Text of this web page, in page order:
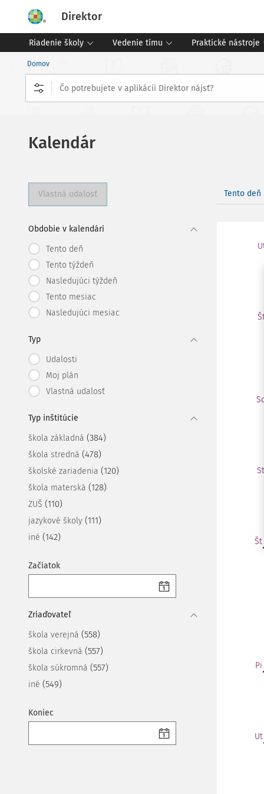
Direktor
Riadenie školy Vedenie tímu Praktické nástroje
Domov
Kalendár
Vlastná udalosť
Obdobie v kalendári
Tento deň
Tento týždeň
Nasledujúci týždeň
Tento mesiac
Nasledujúci mesiac
Typ
Udalosti
Moj plán
Vlastná udalosť
Typ inštitúcie
škola základná (384)
škola stredná (478)
školské zariadenia (120)
škola materská (128)
ZUŠ (110)
jazykové školy (111)
iné (142)
Začiatok
Zriaďovateľ
škola verejná (558)
škola cirkevná (557)
škola súkromná (557)
iné (549)
Koniec
Tento deň
Št
So
St
Št
Pi
Ut